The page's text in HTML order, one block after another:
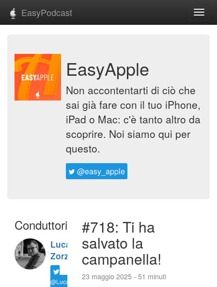
EasyPodcast
EasyApple
Non accontentarti di ciò che
sai già fare con il tuo iPhone,
iPad o Mac: c'è tanto altro da
scoprire. Noi siamo qui per
questo.
@easy_apple
Conduttori
Luca
Zorzi
@LucaTNT
#718: Ti ha
salvato la
campanella!
23 maggio 2025 - 51 minuti